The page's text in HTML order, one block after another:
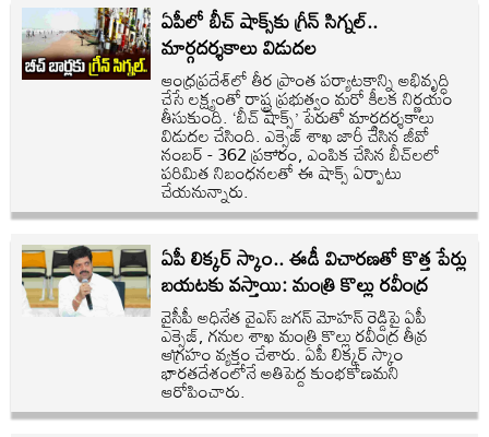
ఏపీలో బీచ్ షాక్స్‌కు గ్రీన్ సిగ్నల్..
మార్గదర్శకాలు విడుదల
ఆంధ్రప్రదేశ్‌లో తీర ప్రాంత పర్యాటకాన్ని అభివృద్ధి
చేసే లక్ష్యంతో రాష్ట్ర ప్రభుత్వం మరో కీలక నిర్ణయం
తీసుకుంది. ‘బీచ్ షాక్స్’ పేరుతో మార్గదర్శకాలు
విడుదల చేసింది. ఎక్సైజ్ శాఖ జారీ చేసిన జీవో
నంబర్ - 362 ప్రకారం, ఎంపిక చేసిన బీచ్‌లలో
పరిమిత నిబంధనలతో ఈ షాక్స్ ఏర్పాటు
చేయనున్నారు.
ఏపీ లిక్కర్ స్కాం.. ఈడీ విచారణతో కొత్త పేర్లు
బయటకు వస్తాయి: మంత్రి కొల్లు రవీంద్ర
వైసీపీ అధినేత వైఎస్ జగన్ మోహన్ రెడ్డిపై ఏపీ
ఎక్సైజ్, గనుల శాఖ మంత్రి కొల్లు రవీంద్ర తీవ్ర
ఆగ్రహం వ్యక్తం చేశారు. ఏపీ లిక్కర్ స్కాం
భారతదేశంలోనే అతిపెద్ద కుంభకోణమని
ఆరోపించారు.